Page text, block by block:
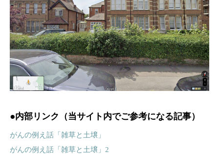
●内部リンク（当サイト内でご参考になる記事）
がんの例え話「雑草と土壌」
がんの例え話「雑草と土壌」 2